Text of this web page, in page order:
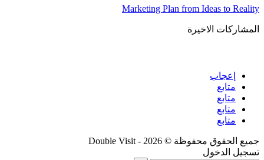
Marketing Plan from Ideas to Reality
المشاركات الاخيرة
إعجاب
متابع
متابع
متابع
متابع
جميع الحقوق محفوظة © 2026 - Double Visit
تسجيل الدخول